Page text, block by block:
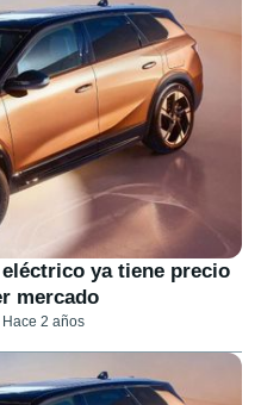
ya tiene precio
mercado
Hace 2 años